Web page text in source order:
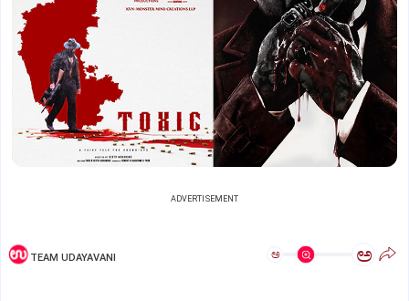
ADVERTISEMENT
TEAM UDAYAVANI ಅ ಅ